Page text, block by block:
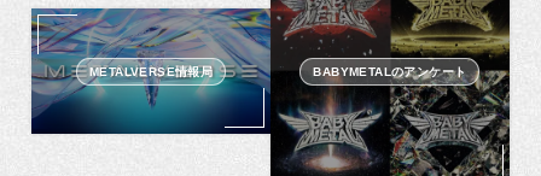
METALVERSE情報局 BABYMETALのアンケート